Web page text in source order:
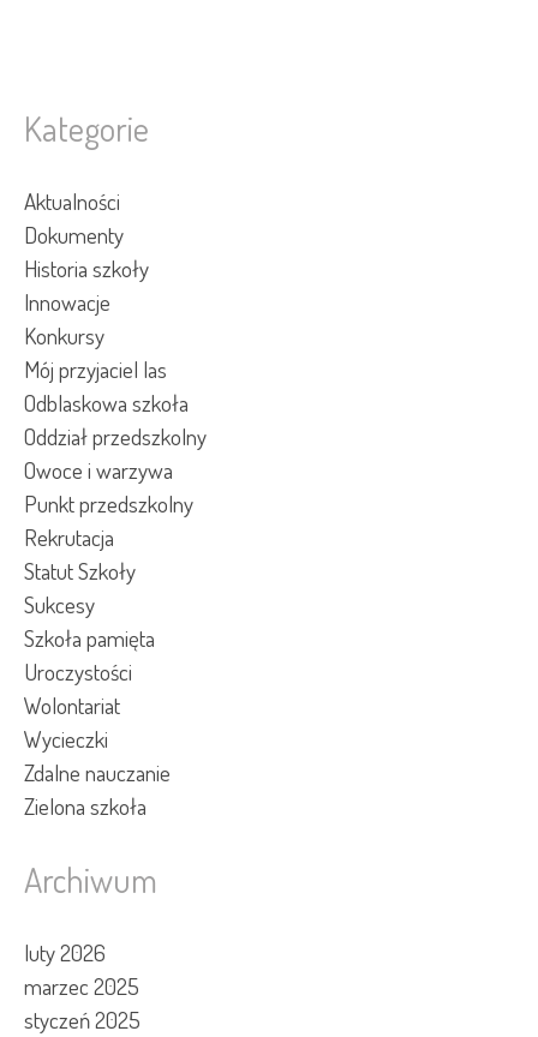
Kategorie
Aktualności
Dokumenty
Historia szkoły
Innowacje
Konkursy
Mój przyjaciel las
Odblaskowa szkoła
Oddział przedszkolny
Owoce i warzywa
Punkt przedszkolny
Rekrutacja
Statut Szkoły
Sukcesy
Szkoła pamięta
Uroczystości
Wolontariat
Wycieczki
Zdalne nauczanie
Zielona szkoła
Archiwum
luty 2026
marzec 2025
styczeń 2025